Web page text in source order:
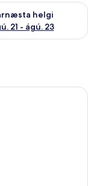
helgi
21 - ágú. 23
þarnæstu
| Rúmföt úr